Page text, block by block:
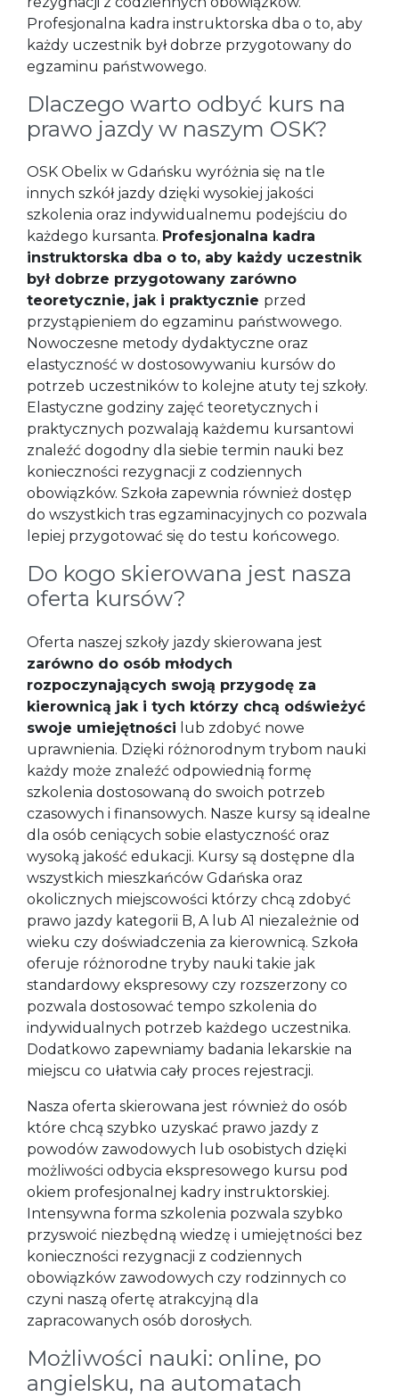
Profesjonalna kadra instruktorska dba o to, aby
każdy uczestnik był dobrze przygotowany do
egzaminu państwowego.
Dlaczego warto odbyć kurs na
prawo jazdy w naszym OSK?
OSK Obelix w Gdańsku wyróżnia się na tle
innych szkół jazdy dzięki wysokiej jakości
szkolenia oraz indywidualnemu podejściu do
każdego kursanta. Profesjonalna kadra
instruktorska dba o to, aby każdy uczestnik
był dobrze przygotowany zarówno
teoretycznie, jak i praktycznie przed
przystąpieniem do egzaminu państwowego.
Nowoczesne metody dydaktyczne oraz
elastyczność w dostosowywaniu kursów do
potrzeb uczestników to kolejne atuty tej szkoły.
Elastyczne godziny zajęć teoretycznych i
praktycznych pozwalają każdemu kursantowi
znaleźć dogodny dla siebie termin nauki bez
konieczności rezygnacji z codziennych
obowiązków. Szkoła zapewnia również dostęp
do wszystkich tras egzaminacyjnych co pozwala
lepiej przygotować się do testu końcowego.
Do kogo skierowana jest nasza
oferta kursów?
Oferta naszej szkoły jazdy skierowana jest
zarówno do osób młodych
rozpoczynających swoją przygodę za
kierownicą jak i tych którzy chcą odświeżyć
swoje umiejętności lub zdobyć nowe
uprawnienia. Dzięki różnorodnym trybom nauki
każdy może znaleźć odpowiednią formę
szkolenia dostosowaną do swoich potrzeb
czasowych i finansowych. Nasze kursy są idealne
dla osób ceniących sobie elastyczność oraz
wysoką jakość edukacji. Kursy są dostępne dla
wszystkich mieszkańców Gdańska oraz
okolicznych miejscowości którzy chcą zdobyć
prawo jazdy kategorii B, A lub A1 niezależnie od
wieku czy doświadczenia za kierownicą. Szkoła
oferuje różnorodne tryby nauki takie jak
standardowy ekspresowy czy rozszerzony co
pozwala dostosować tempo szkolenia do
indywidualnych potrzeb każdego uczestnika.
Dodatkowo zapewniamy badania lekarskie na
miejscu co ułatwia cały proces rejestracji.
Nasza oferta skierowana jest również do osób
które chcą szybko uzyskać prawo jazdy z
powodów zawodowych lub osobistych dzięki
możliwości odbycia ekspresowego kursu pod
okiem profesjonalnej kadry instruktorskiej.
Intensywna forma szkolenia pozwala szybko
przyswoić niezbędną wiedzę i umiejętności bez
konieczności rezygnacji z codziennych
obowiązków zawodowych czy rodzinnych co
czyni naszą ofertę atrakcyjną dla
zapracowanych osób dorosłych.
Możliwości nauki: online, po
angielsku, na automatach